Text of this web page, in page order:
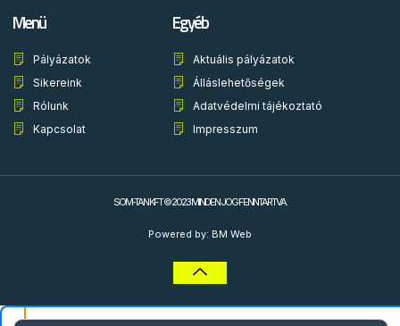
Menü
Pályázatok
Sikereink
Rólunk
Kapcsolat
Egyéb
Aktuális pályázatok
Álláslehetőségek
Adatvédelmi tájékoztató
Impresszum
SOM-TAN KFT © 2023 MINDEN JOG FENNTARTVA.
Powered by: BM Web